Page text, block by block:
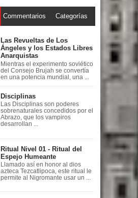
Commentarios Categorías
Las Revueltas de Los
Ángeles y los Estados Libres
Anarquistas
Mientras el experimento soviético
del Consejo Brujah se convertía
en una potencia mundial, una ...
Disciplinas
Las Disciplinas son poderes
sobrenaturales concedidos por el
Abrazo, que los vampiros
desarrollan ...
Ritual Nivel 01 - Ritual del
Espejo Humeante
Llamado así en honor al dios
azteca Tezcatlipoca, este ritual le
permite al Nigromante usar un ...